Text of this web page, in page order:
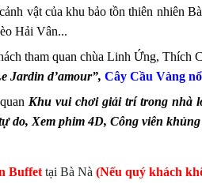
vật của khu bảo tồn thiên nhiên
Hải Vân...
tham quan chùa Linh Ứng, Thích
Jardin d’amour”, Cây Cầu Vàng
Khu vui chơi giải trí trong nhà
do, Xem phim 4D, Công viên
Buffet tại Bà Nà (Nếu quý khách